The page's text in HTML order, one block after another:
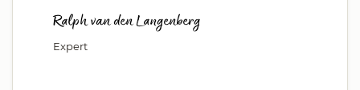
Ralph van den Langenberg
Expert